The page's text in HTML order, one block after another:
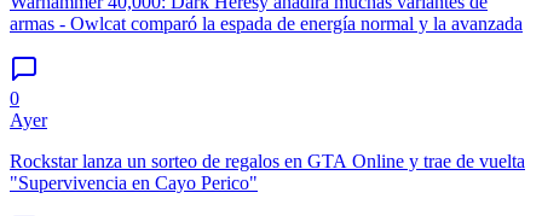
armas - Owlcat comparó la espada de energía normal y la avanzada
0
Ayer
Rockstar lanza un sorteo de regalos en GTA Online y trae de vuelta
"Supervivencia en Cayo Perico"